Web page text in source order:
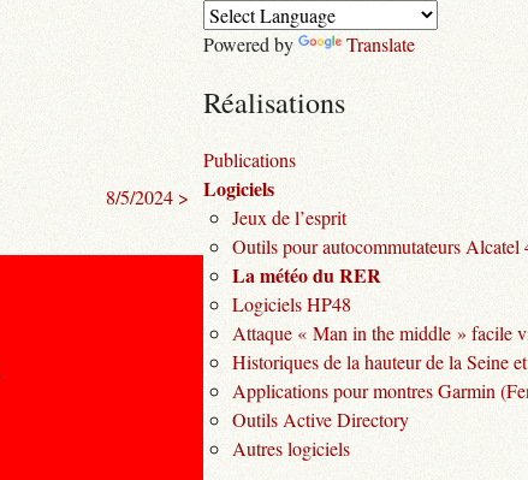
8/5/2024 >
Powered by Translate
Réalisations
Publications
Logiciels
Jeux de l’esprit
Outils pour autocommutateurs Alcatel
La météo du RER
Logiciels HP48
Attaque « Man in the middle » facile
Historiques de la hauteur de la Seine
Applications pour montres Garmin
Outils Active Directory
Autres logiciels